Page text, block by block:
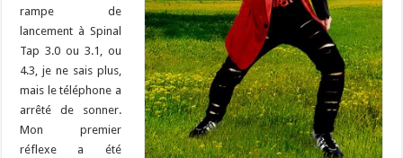
rampe de
lancement à Spinal
Tap 3.0 ou 3.1, ou
4.3, je ne sais plus,
mais le téléphone a
arrêté de sonner.
Mon premier
réflexe a été